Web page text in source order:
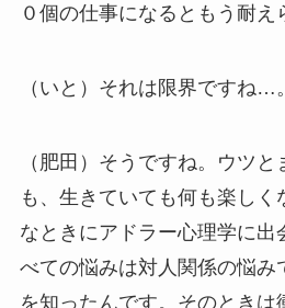
０個の仕事になるともう耐え
（いと）それは限界ですね…。
（肥田）そうですね。ウツ
も、生きていても何も楽しく
なときにアドラー心理学に出
べての悩みは対人関係の悩み
を知ったんです。そのときは